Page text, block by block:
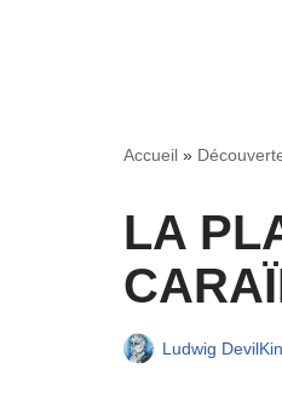
Accueil »
LA
Ludwig